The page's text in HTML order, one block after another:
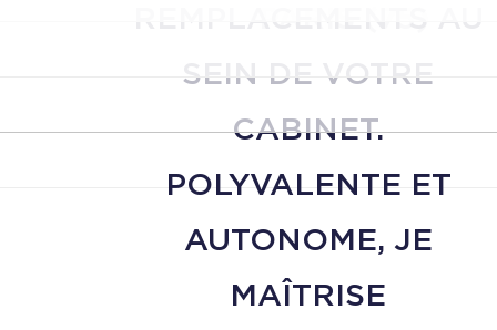
SEIN DE VOTRE
CABINET.
POLYVALENTE ET
AUTONOME, JE
MAÎTRISE